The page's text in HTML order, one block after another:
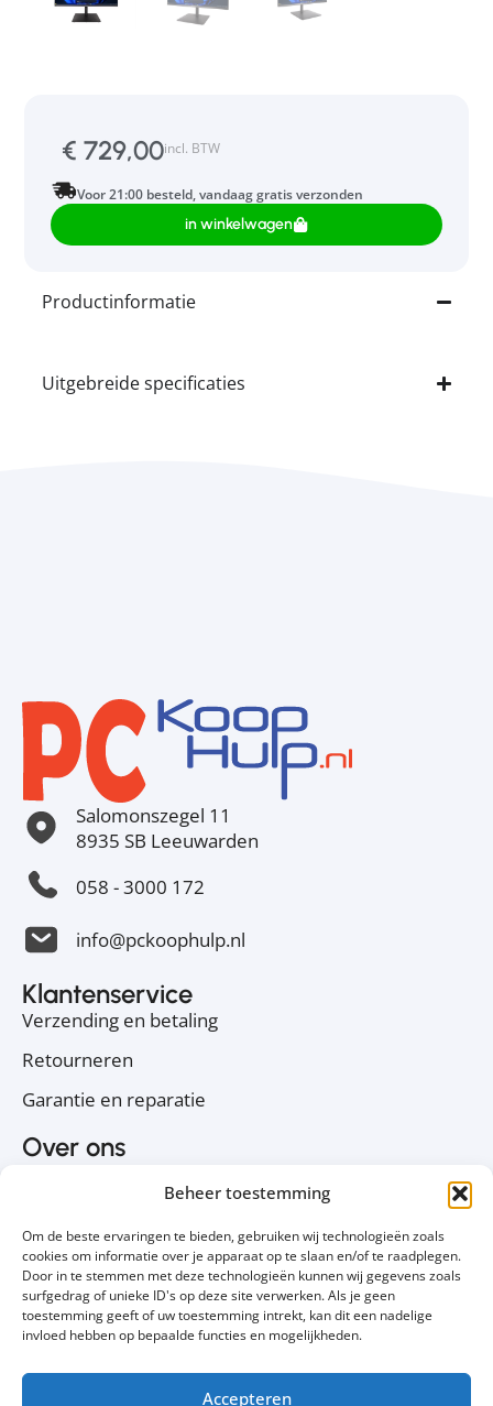
Beheer toestemming
Om de beste ervaringen te bieden, gebruiken wij technologieën zoals
cookies om informatie over je apparaat op te slaan en/of te raadplegen.
Door in te stemmen met deze technologieën kunnen wij gegevens zoals
surfgedrag of unieke ID's op deze site verwerken. Als je geen
toestemming geeft of uw toestemming intrekt, kan dit een nadelige
invloed hebben op bepaalde functies en mogelijkheden.
Accepteren
€ 729,00incl. BTW
Voor 21:00 besteld, vandaag gratis verzonden
in winkelwagen
Productinformatie
Uitgebreide specificaties
Salomonszegel 11
8935 SB Leeuwarden
058 - 3000 172
info@pckoophulp.nl
Klantenservice
Verzending en betaling
Retourneren
Garantie en reparatie
Over ons
Cookiebeleid
Contact
Volg ons